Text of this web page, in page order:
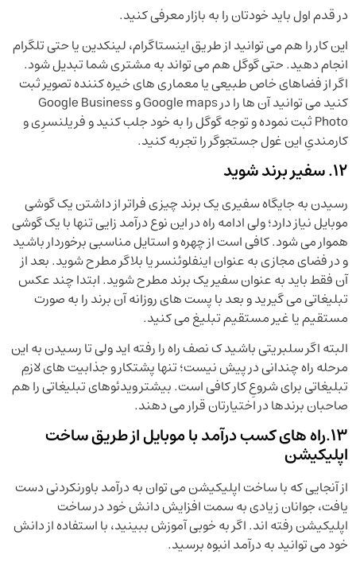
در قدم اول باید خودتان را به بازار معرفی کنید.
این کار را هم می توانید از طریق اینستاگرام، لینکدین یا حتی تلگرام
انجام دهید. حتی گوگل هم می تواند به مشتری شما تبدیل شود.
اگر از فضاهای خاص طبیعی یا معماری های خیره کننده تصویر ثبت
کنید می توانید آن ها را در Google maps و Google Business
Photo ثبت نموده و توجه گوگل را به خود جلب کنید و فریلنسرِی و
کارمندیِ این غول جستجوگر را تجربه کنید.
12. سفیر برند شوید
رسیدن به جایگاه سفیری یک برند چیزی فراتر از داشتن یک گوشی
موبایل نیاز دارد؛ ولی ادامه راه در این نوع درآمد زایی تنها با یک گوشی
هموار می شود. کافی است از چهره و استایل مناسبی برخوردار باشید
و در فضای مجازی به عنوان اینفلوئنسر یا بلاگر مطرح شوید. بعد از
آن فقط باید به عنوان سفیر یک برند مطرح شوید. ابتدا چند عکس
تبلیغاتی می گیرید و بعد با پست های روزانه آن برند را به صورت
مستقیم یا غیر مستقیم تبلیغ می کنید.
البته اگر سلبریتی باشید ک نصف راه را رفته اید ولی تا رسیدن به این
مرحله راه چندانی در پیش نیست؛ تنها پشتکار و جذابیت های لازمِ
تبلیغاتی برای شروعِ کار کافی است. بیشتر ویدئوهای تبلیغاتی را هم
صاحبان برندها در اختیارتان قرار می دهند.
13.راه های کسب درآمد با موبایل از طریق ساخت
اپلیکیشن
از آنجایی که با ساخت اپلیکیشن می توان به درآمد باورنکردنی دست
یافت، جوانان زیادی به سمت افزایش دانش خود در ساخت
اپلیکیشن رفته اند. اگر به خوبی آموزش ببینید، با استفاده از دانش
خود می توانید به درآمد انبوه برسید.